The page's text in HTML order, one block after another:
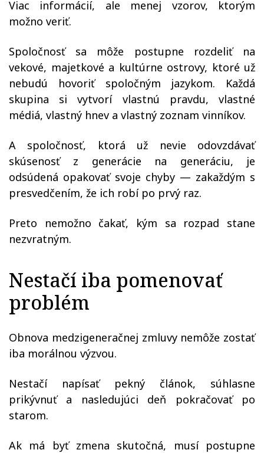
Viac informácií, ale menej vzorov, ktorým
možno veriť.
Spoločnosť sa môže postupne rozdeliť na
vekové, majetkové a kultúrne ostrovy, ktoré už
nebudú hovoriť spoločným jazykom. Každá
skupina si vytvorí vlastnú pravdu, vlastné
médiá, vlastný hnev a vlastný zoznam vinníkov.
A spoločnosť, ktorá už nevie odovzdávať
skúsenosť z generácie na generáciu, je
odsúdená opakovať svoje chyby — zakaždým s
presvedčením, že ich robí po prvý raz.
Preto nemožno čakať, kým sa rozpad stane
nezvratným.
Nestačí iba pomenovať
problém
Obnova medzigeneračnej zmluvy nemôže zostať
iba morálnou výzvou.
Nestačí napísať pekný článok, súhlasne
prikývnuť a nasledujúci deň pokračovať po
starom.
Ak má byť zmena skutočná, musí postupne